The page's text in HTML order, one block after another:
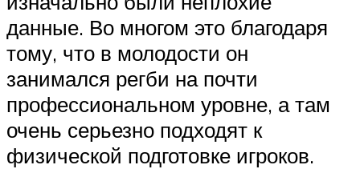
данные. Во многом это благодаря
тому, что в молодости он
занимался регби на почти
профессиональном уровне, а там
очень серьезно подходят к
физической подготовке игроков.